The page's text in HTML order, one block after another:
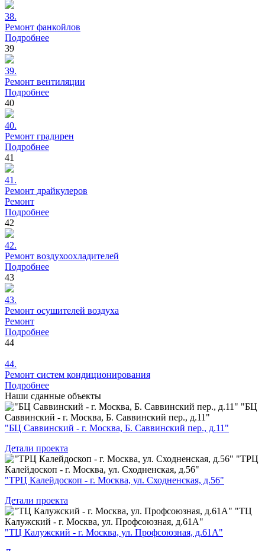
38.
Ремонт фанкойлов
Подробнее
39
39.
Ремонт вентиляции
Подробнее
40
40.
Ремонт градирен
Подробнее
41
41.
Ремонт драйкулеров
Ремонт
Подробнее
42
42.
Ремонт воздухоохладителей
Подробнее
43
43.
Ремонт осушителей воздуха
Ремонт
Подробнее
44
44.
Ремонт систем кондиционирования
Подробнее
Наши сданные объекты
"БЦ
Саввинский - г. Москва, Б. Саввинский пер., д.11"
"БЦ Саввинский - г. Москва, Б. Саввинский пер., д.11"
Детали проекта
"ТРЦ
Калейдоскоп - г. Москва, ул. Сходненская, д.56"
"ТРЦ Калейдоскоп - г. Москва, ул. Сходненская, д.56"
Детали проекта
"ТЦ
Калужский - г. Москва, ул. Профсоюзная, д.61А"
"ТЦ Калужский - г. Москва, ул. Профсоюзная, д.61А"